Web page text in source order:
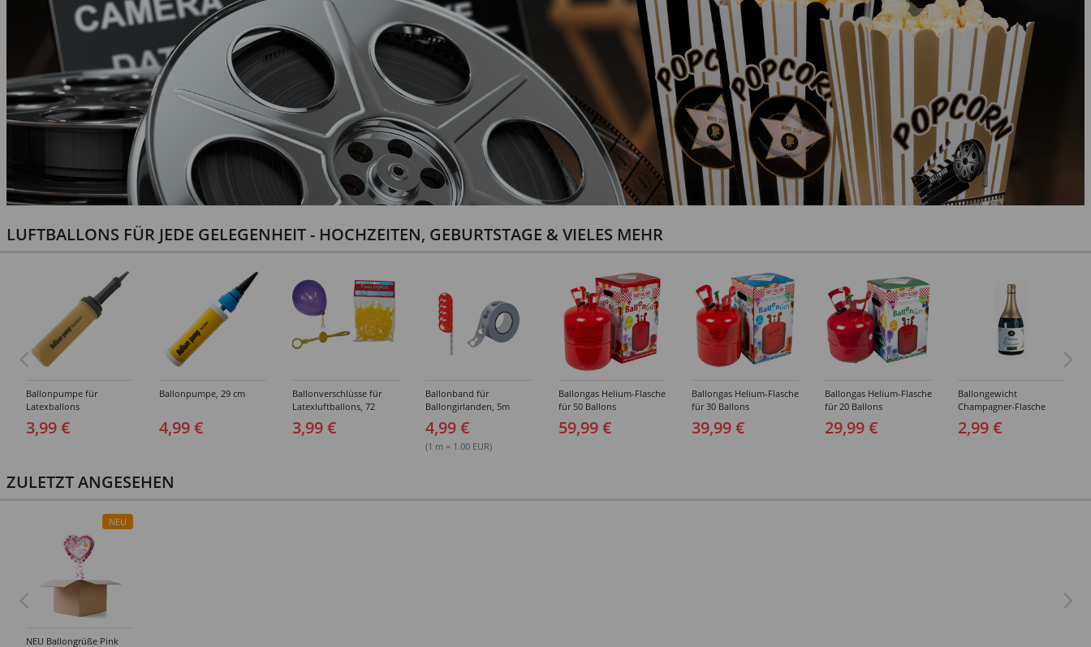
LUFTBALLONS FÜR JEDE GELEGENHEIT - HOCHZEITEN, GEBURTSTAGE & VIELES MEHR
Ballonpumpe für
Latexballons
3,99 €
Ballonpumpe, 29 cm
4,99 €
Ballonverschlüsse für
Latexluftballons, 72
Stück
3,99 €
Ballonband für
Ballongirlanden, 5m
Deko-Band aus PVC
4,99 €
(1 m = 1.00 EUR)
Ballongas Helium-Flasche
für 50 Ballons
59,99 €
Ballongas Helium-Flasche
für 30 Ballons
39,99 €
Ballongas Helium-Flasche
für 20 Ballons
29,99 €
Ballongewicht
Champagner-Flasche
2,99 €
ZULETZT ANGESEHEN
NEU
NEU Ballongrüße Pink